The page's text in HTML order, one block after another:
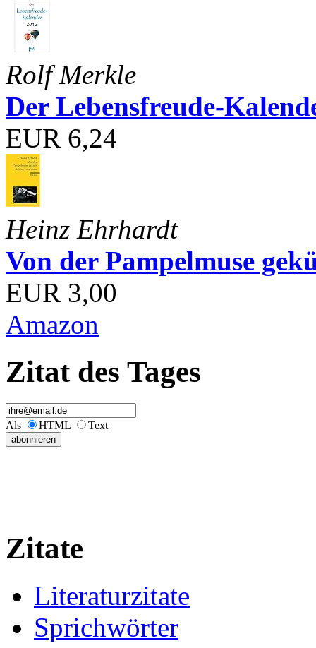
Rolf Merkle
Der Lebensfreude-
EUR 6,24
Heinz Ehrhardt
Von der Pampelmuse
EUR 3,00
Amazon
Zitat des Tages
Als HTML Text
Zitate
Literaturzitate
Sprichwörter